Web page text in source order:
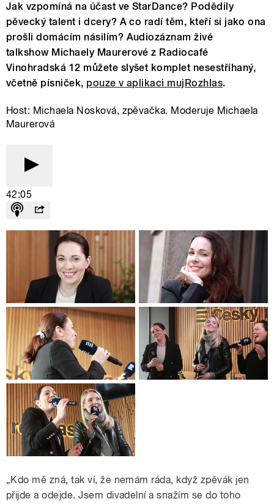
Jak vzpomíná na účast ve StarDance? Podědily
pěvecký talent i dcery? A co radí těm, kteří si jako ona
prošli domácím násilím? Audiozáznam živé
talkshow Michaely Maurerové z Radiocafé
Vinohradská 12 můžete slyšet komplet nesestříhaný,
včetně písniček, pouze v aplikaci mujRozhlas.
Host: Michaela Nosková, zpěvačka. Moderuje Michaela
Maurerová
42:05
„Kdo mě zná, tak ví, že nemám ráda, když zpěvák jen
přijde a odejde. Jsem divadelní a snažím se do toho